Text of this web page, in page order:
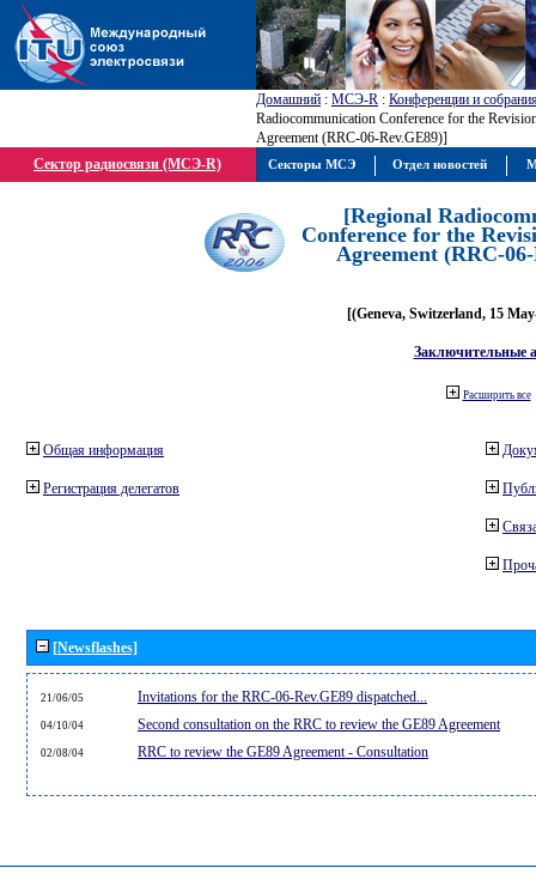
Домашний : МСЭ-R : Конференции и
Radiocommunication Conference for the
Agreement (RRC-06-Rev.GE89)]
Сектор радиосвязи (МСЭ-R)
[Regional
Conference for the
Agreement (RRC-
[(Geneva, Switzerland, 15
Заключительные
Расширить все
Общая информация
Регистрация делегатов
[Newsflashes]
21/06/05 Invitations for the RRC-06-Rev.GE89 dispatched...
04/10/04 Second consultation on the RRC to review the GE89 Agreement
02/08/04 RRC to review the GE89 Agreement - Consultation
Секторы МСЭ Отдел новостей